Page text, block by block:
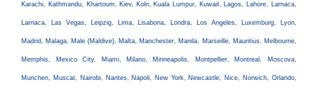
Karachi, Kathmandu, Khartoum, Kiev, Koln, Kuala Lumpur, Kuwait, Lagos, Lahore, Larnaca,
Larnaca, Las Vegas, Leipzig, Lima, Lisabona, Londra, Los Angeles, Luxemburg, Lyon,
Madrid, Malaga, Male (Maldive), Malta, Manchester, Manila, Marseille, Mauritius, Melbourne,
Memphis, Mexico City, Miami, Milano, Minneapolis, Montpellier, Montreal, Moscova,
Munchen, Muscat, Nairobi, Nantes, Napoli, New York, Newcastle, Nice, Norwich, Orlando,